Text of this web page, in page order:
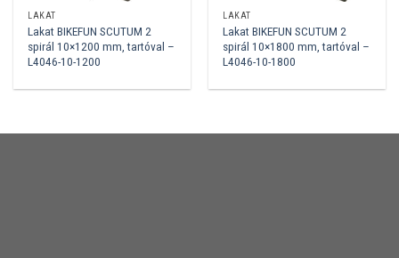
LAKAT
Lakat BIKEFUN SCUTUM 2
spirál 10×1200 mm, tartóval –
L4046-10-1200
LAKAT
Lakat BIKEFUN SCUTUM 2
spirál 10×1800 mm, tartóval –
L4046-10-1800